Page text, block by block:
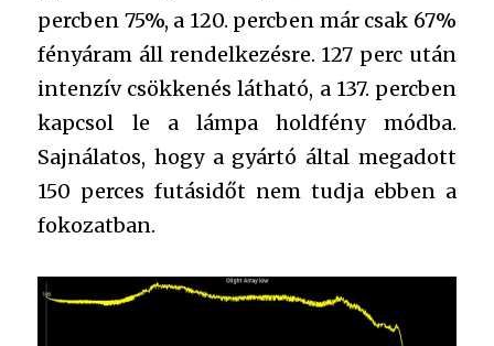
percben 75%, a 120. percben már csak 67%
fényáram áll rendelkezésre. 127 perc után
intenzív csökkenés látható, a 137. percben
kapcsol le a lámpa holdfény módba.
Sajnálatos, hogy a gyártó által megadott
150 perces futásidőt nem tudja ebben a
fokozatban.